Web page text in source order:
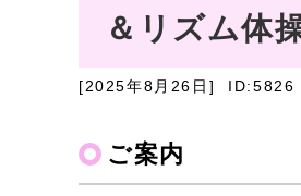
＆リズム体操
[2025年8月26日] ID:5826
ご案内